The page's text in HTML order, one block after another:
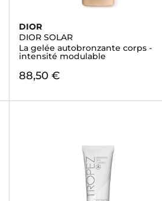
DIOR
DIOR SOLAR
La gelée autobronzante corps -
intensité modulable
88,50 €